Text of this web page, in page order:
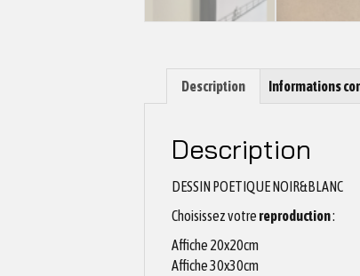
Description Informations
Description
DESSIN POETIQUE NOIR&BLANC
Choisissez votre reproduction:
Affiche 20x20cm
Affiche 30x30cm